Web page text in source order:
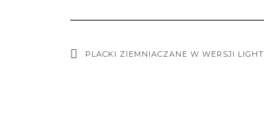
PLACKI ZIEMNIACZANE W WERSJI LIGHT